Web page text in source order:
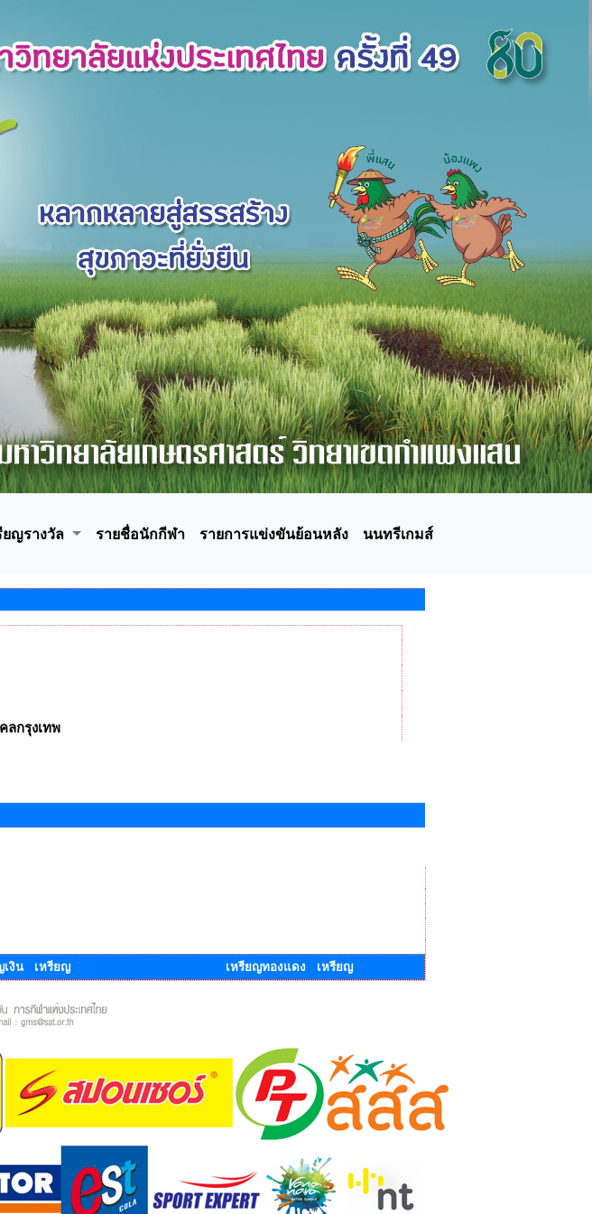
ยญรางวัล รายชื่อนักกีฬา รายการแข่งขันย้อนหลัง นนทรีเกมส์
ลกรุงเทพ
เงิน เหรียญ เหรียญทองแดง เหรียญ